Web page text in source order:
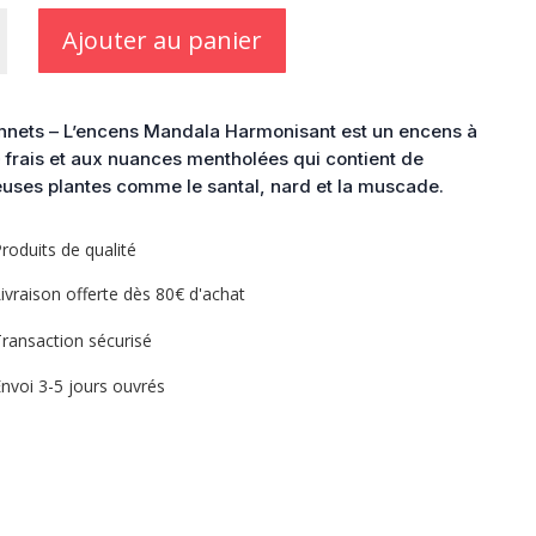
Ajouter au panier
– L’encens Mandala Harmonisant est un encens à
frais et aux nuances mentholées qui contient de
plantes comme le santal, nard et la muscade.
de qualité
offerte dès 80€ d'achat
sécurisé
3-5 jours ouvrés